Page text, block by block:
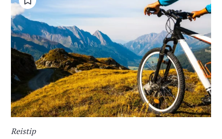
Reistip